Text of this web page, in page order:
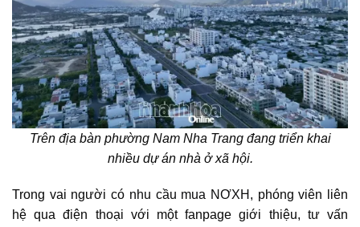
Trên địa bàn phường Nam Nha Trang đang triển khai
nhiều dự án nhà ở xã hội.
Trong vai người có nhu cầu mua NƠXH , phóng viên liên
hệ qua điện thoại với một fanpage giới thiệu, tư vấn